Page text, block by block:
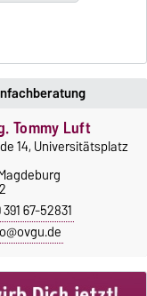
Tommy Luft
14, Universitätsplatz
67-52831